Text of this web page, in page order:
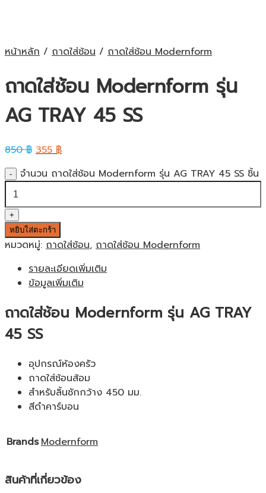
หน้าหลัก / ถาดใส่ช้อน / ถาดใส่ช้อน Modernform
ถาดใส่ช้อน Modernform รุ่น
AG TRAY 45 SS
850฿ 355฿
จำนวน ถาดใส่ช้อน Modernform รุ่น AG TRAY 45 SS ชิ้น
หยิบใส่ตะกร้า
หมวดหมู่: ถาดใส่ช้อน, ถาดใส่ช้อน Modernform
รายละเอียดเพิ่มเติม
ข้อมูลเพิ่มเติม
ถาดใส่ช้อน Modernform รุ่น AG TRAY
45 SS
อุปกรณ์ห้องครัว
ถาดใส่ช้อนส้อม
สำหรับลิ้นชักกว้าง 450 มม.
สีดำคาร์บอน
BrandsModernform
สินค้าที่เกี่ยวข้อง